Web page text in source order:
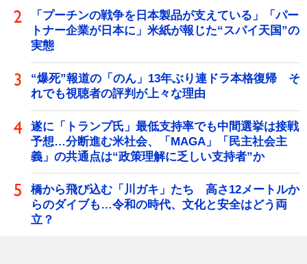
「プーチンの戦争を日本製品が支えている」「パー
トナー企業が日本に」米紙が報じた“スパイ天国”の
実態
“爆死”報道の「のん」13年ぶり連ドラ本格復帰 そ
れでも視聴者の評判が上々な理由
遂に「トランプ氏」最低支持率でも中間選挙は接戦
予想…分断進む米社会、「MAGA」「民主社会主
義」の共通点は“政策理解に乏しい支持者”か
橋から飛び込む「川ガキ」たち 高さ12メートルか
らのダイブも…令和の時代、文化と安全はどう両
立？